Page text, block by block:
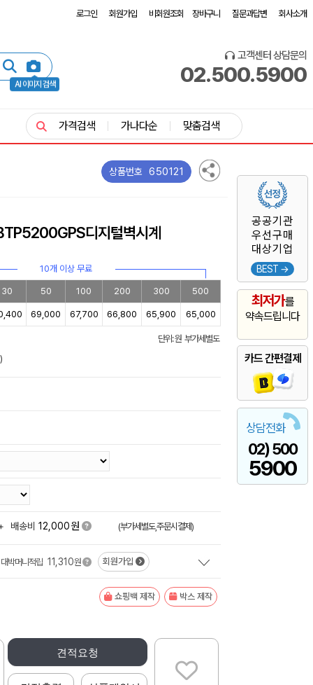
로그인 회원가입 비회원조회 장바구니 질문과답변 회사소개
AI 이미지 검색
고객센터 상담문의
02.500.5900
공공기관
우선구매
대상기업
BEST →
최저가를
약속드립니다
카드 간편결제
상담전화
02) 500
5900
가격검색 가나다순 맞춤검색
상품번호 650121
디지털벽시계
10개 이상 무료
30 50 100 200 300 500
69,000 67,700 66,800 65,900 65,000
단위: 원 부가세별도
배송비 12,000원 (부가세별도,주문시결제)
대박머니적립 11,310원 회원가입
쇼핑백 제작 박스 제작
견적요청